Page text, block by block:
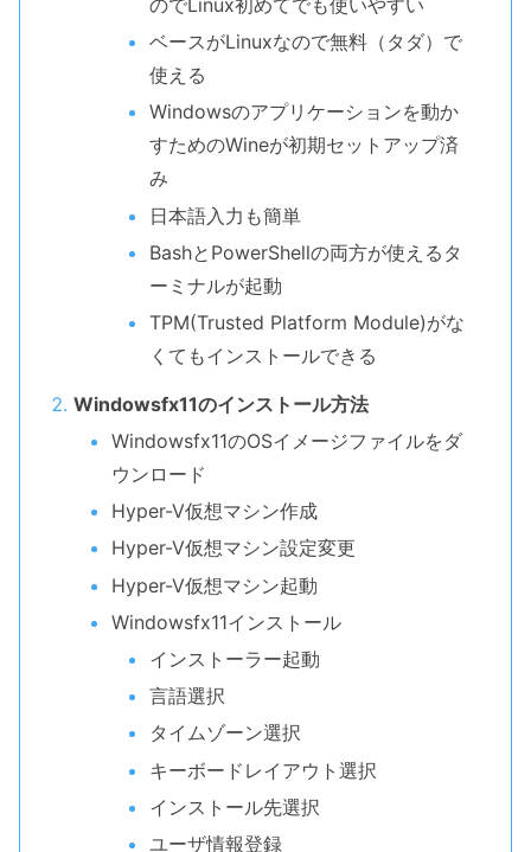
のでLinux初めてでも使いやすい
ベースがLinuxなので無料（タダ）で
使える
Windowsのアプリケーションを動か
すためのWineが初期セットアップ済
み
日本語入力も簡単
BashとPowerShellの両方が使えるタ
ーミナルが起動
TPM(Trusted Platform Module)がな
くてもインストールできる
Windowsfx11のインストール方法
Windowsfx11のOSイメージファイルをダ
ウンロード
Hyper-V仮想マシン作成
Hyper-V仮想マシン設定変更
Hyper-V仮想マシン起動
Windowsfx11インストール
インストーラー起動
言語選択
タイムゾーン選択
キーボードレイアウト選択
インストール先選択
ユーザ情報登録